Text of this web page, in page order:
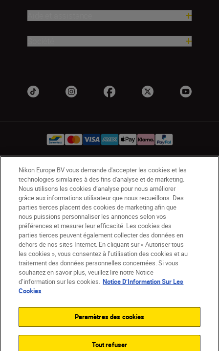
BE(fr) Nikon Sites
Contactez-nous
Avis de confidentialité
Conditions d’utilisation
CVG de la boutique Nikon Store
Notice d’information sur les cookies
Accessibilité
Paramètres des cookies
© 2026 Nikon
SKIP
Nikon Europe BV vous demande d'accepter les cookies et les
technologies similaires à des fins d'analyse et de marketing.
Nous utilisons les cookies d’analyse pour nous améliorer
grâce aux informations utilisateur que nous recueillons. Des
parties tierces placent des cookies de marketing afin que
nous puissions personnaliser les annonces selon vos
préférences et mesurer leur efficacité. Les cookies des
parties tierces peuvent également collecter des données en
dehors de nos sites Internet. En cliquant sur « Autoriser tous
les cookies », vous consentez à l’utilisation des cookies et au
traitement des données personnelles concernées. Si vous
souhaitez en savoir plus, veuillez lire notre Notice
d’information sur les cookies. Notice D’Information Sur Les
Cookies
Paramètres des cookies
Tout refuser